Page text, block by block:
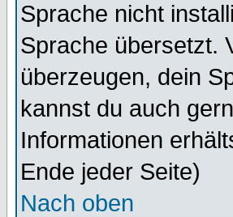
Sprache nicht
Sprache übersetzt.
überzeugen, dein
kannst du auch
Informationen
Ende jeder Seite)
Nach oben